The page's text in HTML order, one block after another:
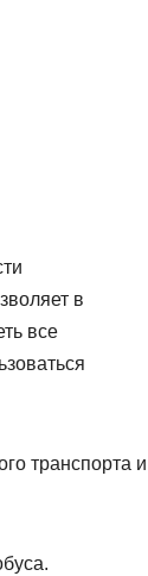
в
все
транспорта и